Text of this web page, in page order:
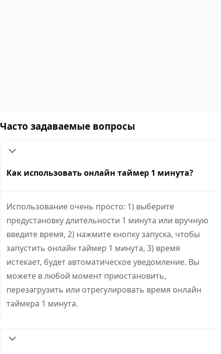
Часто задаваемые вопросы
Как использовать онлайн таймер 1 минута?
Использование очень просто: 1) выберите
предустановку длительности 1 минута или вручную
введите время, 2) нажмите кнопку запуска, чтобы
запустить онлайн таймер 1 минута, 3) время
истекает, будет автоматическое уведомление. Вы
можете в любой момент приостановить,
перезагрузить или отрегулировать время онлайн
таймера 1 минута.